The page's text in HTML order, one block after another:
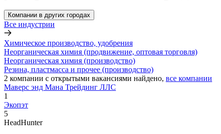
Компании в других городах
Все индустрии
Химическое производство, удобрения
Неорганическая химия (продвижение, оптовая торговля)
Неорганическая химия (производство)
Резина, пластмасса и прочее (производство)
2 компании с открытыми вакансиями найдено, все компании
Маверс энд Мана Трейдинг ЛЛС
1
Экопэт
5
HeadHunter